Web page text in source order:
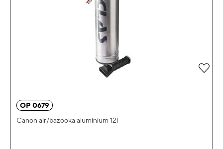
OP 0679
Canon air/bazooka aluminium 12l